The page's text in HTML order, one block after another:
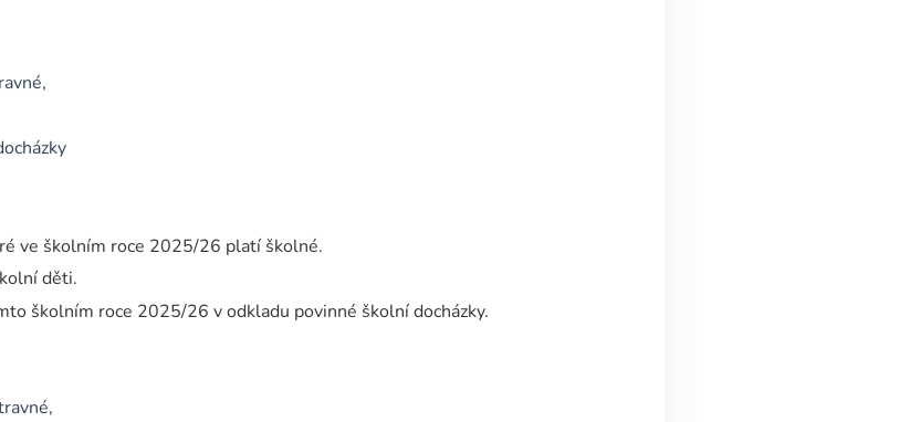
ve školním roce 2025/26 platí školné.
děti.
školním roce 2025/26 v odkladu povinné školní docházky.